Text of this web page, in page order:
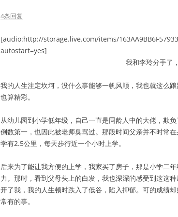
4条回复
[audio:http://storage.live.com/items/
autostart=yes]
我和李玲分手了
我的人生注定坎坷，没什么事能够一帆风顺，我也就这么
也算精彩。
从幼儿园到小学低年级，自己一直是同龄人中的大佬，欺
倒数第一，也因此被老师臭骂过。那段时间父亲并不时常
学有2.5公里，每天步行近一个小时上学。
后来为了能让我方便的上学，我家买了房子，那是小学二
力。那时，看到父母头上的白发，我也深深的感受到这这
开了我，我的人生顿时跌入了低谷，陷入抑郁。可的成绩
常有的事。